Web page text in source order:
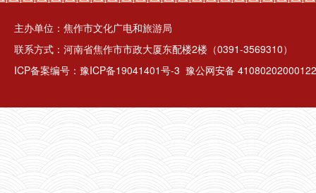
主办单位：焦作市文化广电和旅游局
联系方式：河南省焦作市市政大厦东配楼2楼（0391-3569310）
ICP备案编号： 豫ICP备19041401号-3 豫公网安备